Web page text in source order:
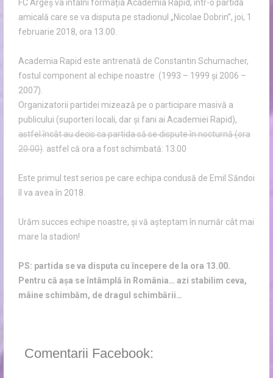
FC Argeș va întâlni formația Academia Rapid, într-o partidă
amicală care se va disputa pe stadionul „Nicolae Dobrin”, joi, 1
februarie 2018, ora 13.00.
Academia Rapid este antrenată de Constantin Schumacher,
fostul component al echipe noastre (1993 – 1999 și 2006 –
2007).
Organizatorii partidei mizează pe o participare masivă a
publicului (suporteri locali, dar și fani ai Academiei Rapid),
astfel încât au decis ca partida să se dispute în nocturnă (ora
20.00). astfel că ora a fost schimbată: 13.00
Este primul test serios pe care echipa condusă de Emil Săndoi
îl va avea în 2018.
Urăm succes echipe noastre, și vă așteptam în număr cât mai
mare la stadion!
PS: partida se va disputa cu începere de la ora 13.00.
Pentru că așa se întâmplă în România… azi stabilim ceva,
mâine schimbăm, de dragul schimbării…
Comentarii Facebook: